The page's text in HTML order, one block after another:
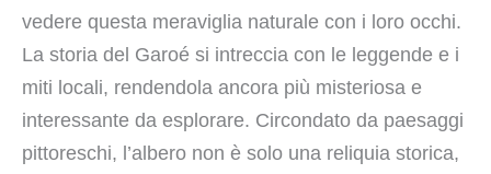
vedere questa meraviglia naturale con i loro occhi.
La storia del Garoé si intreccia con le leggende e i
miti locali, rendendola ancora più misteriosa e
interessante da esplorare. Circondato da paesaggi
pittoreschi, l’albero non è solo una reliquia storica,